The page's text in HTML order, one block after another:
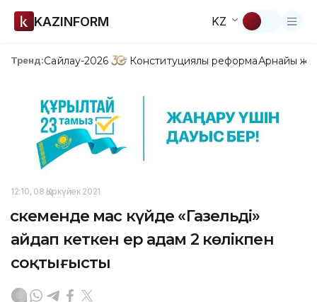
KAZINFORM KZ
Тренд:Сайлау-2026 Конституциялық реформаАрнайы
12:10, 08 Қыркүйек 2021
Өскеменде мас күйде «Газельді»
айдап кеткен ер адам 2 көлікпен
соқтығысты